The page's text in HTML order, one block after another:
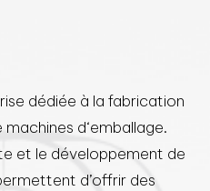
dédiée à la fabrication
d‘emballage.
et le développement de
d’offrir des